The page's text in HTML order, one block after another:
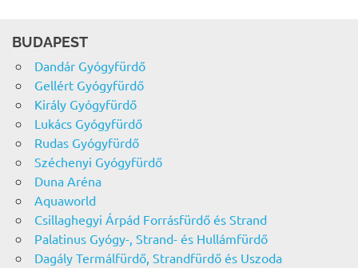
BUDAPEST
Dandár Gyógyfürdő
Gellért Gyógyfürdő
Király Gyógyfürdő
Lukács Gyógyfürdő
Rudas Gyógyfürdő
Széchenyi Gyógyfürdő
Duna Aréna
Aquaworld
Csillaghegyi Árpád Forrásfürdő és Strand
Palatinus Gyógy-, Strand- és Hullámfürdő
Dagály Termálfürdő, Strandfürdő és Uszoda